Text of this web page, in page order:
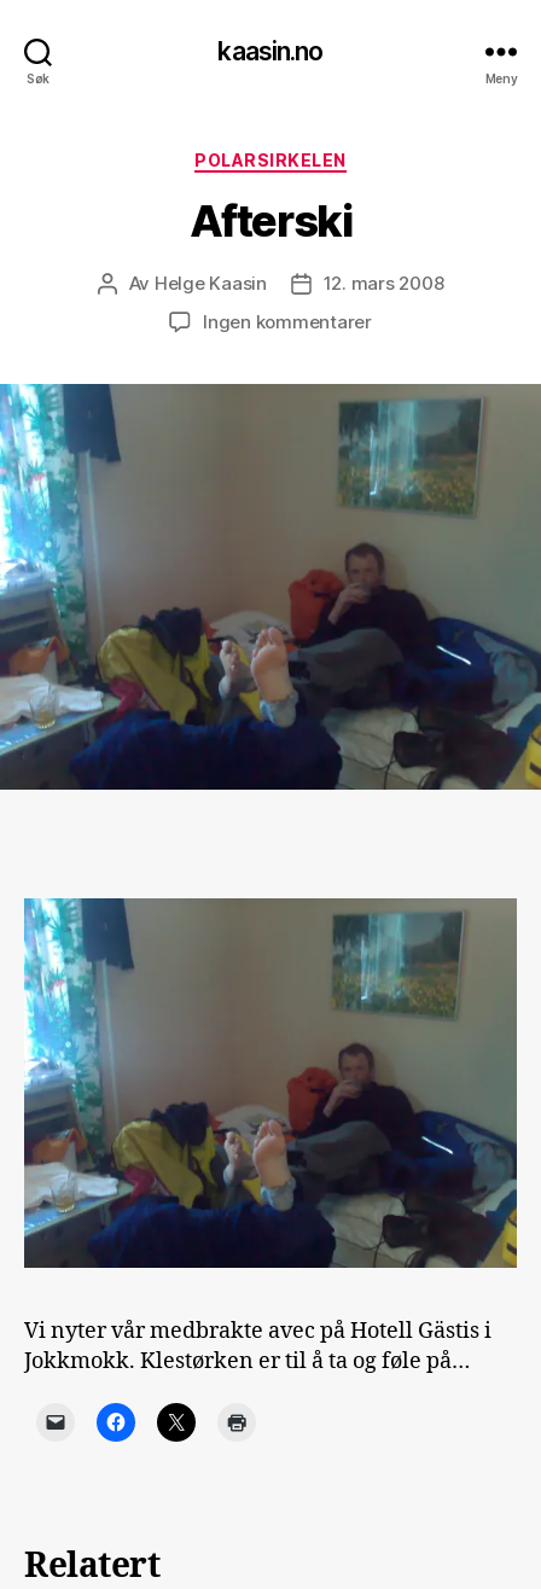
Søk
kaasin.no
Meny
Kategorier
POLARSIRKELEN
Afterski
Innleggsforfatter
Av Helge Kaasin Publiseringsdato
12. mars 2008
Ingen kommentarertil
Vi nyter vår medbrakte avec på Hotell Gästis i
Jokkmokk. Klestørken er til å ta og føle på…
Relatert